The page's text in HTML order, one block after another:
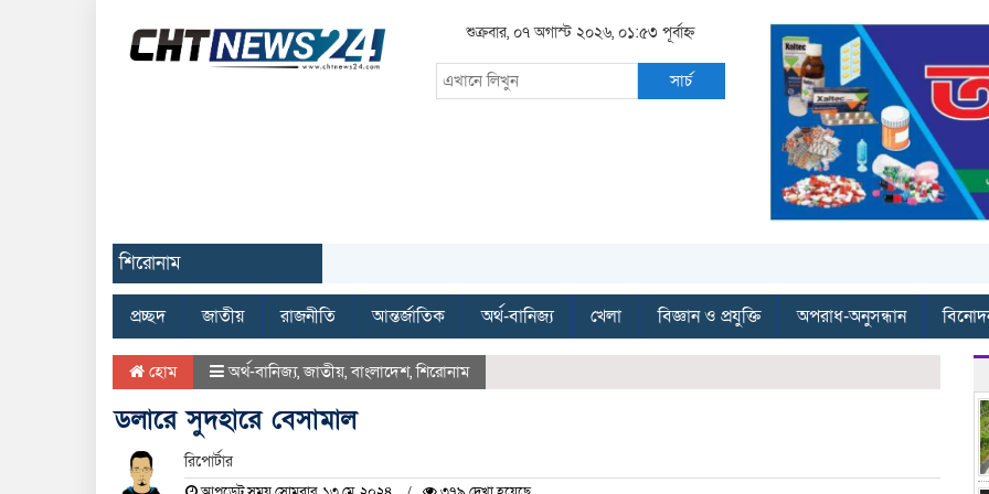
শুক্রবার, ০৭ অগাস্ট ২০২৬, ০১:৫৩ পূর্বাহ্ন
সার্চ
শিরোনাম
প্রচ্ছদ জাতীয় রাজনীতি আন্তর্জাতিক অর্থ-বানিজ্য খেলা বিজ্ঞান ও প্রযুক্তি অপরাধ-অনুসন্ধান
হোম অর্থ-বানিজ্য,জাতীয়,বাংলাদেশ,শিরোনাম
ডলারে সুদহারে বেসামাল
রিপোর্টার